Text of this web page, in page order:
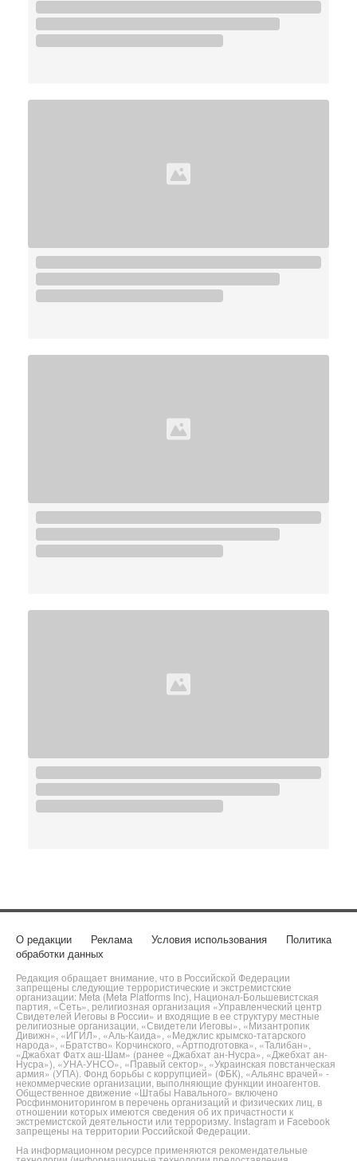
О редакции Реклама Условия использования
Политика
обработки данных
Редакция обращает внимание, что в Российской Федерации
запрещены следующие террористические и экстремистские
организации: Meta (Meta Platforms Inc), Национал-Большевистская
партия, «Сеть», религиозная организация «Управленческий центр
Свидетелей Иеговы в России» и входящие в ее структуру местные
религиозные организации, «Свидетели Иеговы», «Мизантропик
Дивижн», «ИГИЛ», «Аль-Каида», «Меджлис крымско-татарского
народа», «Братство» Корчинского, «Артподготовка», «Талибан»,
«Джабхат Фатх аш-Шам» (ранее «Джабхат ан-Нусра», «Джебхат ан-
Нусра»), «УНА-УНСО», «Правый сектор», «Украинская повстанческая
армия» (УПА). Фонд борьбы с коррупцией» (ФБК), «Альянс врачей» -
некоммерческие организации, выполняющие функции иноагентов.
Общественное движение «Штабы Навального» включено
Росфинмониторингом в перечень организаций и физических лиц, в
отношении которых имеются сведения об их причастности к
экстремистской деятельности или терроризму. Instagram и Facebook
запрещены на территории Российской Федерации.
На информационном ресурсе применяются рекомендательные